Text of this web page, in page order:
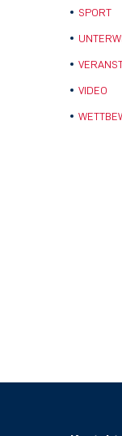
SPORT
VIDEO